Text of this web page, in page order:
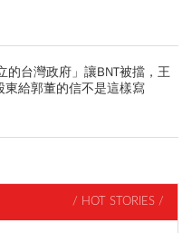
的台灣政府」讓BNT被擋，王
東給郭董的信不是這樣寫
/ HOT STORIES /